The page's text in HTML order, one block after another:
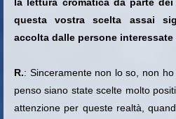
la lettura cromatica da parte
questa vostra scelta assai
accolta dalle persone
R.: Sinceramente non lo so, non
penso siano state scelte molto
attenzione per queste realtà,